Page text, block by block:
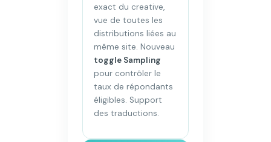
exact du creative,
vue de toutes les
distributions liées au
même site. Nouveau
toggle Sampling
pour contrôler le
taux de répondants
éligibles. Support
des traductions.